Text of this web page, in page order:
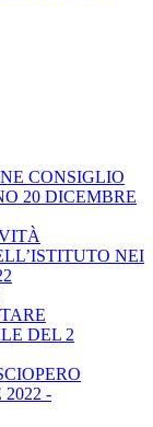
CONSIGLIO
20 DICEMBRE
NEI
DEL 2
-